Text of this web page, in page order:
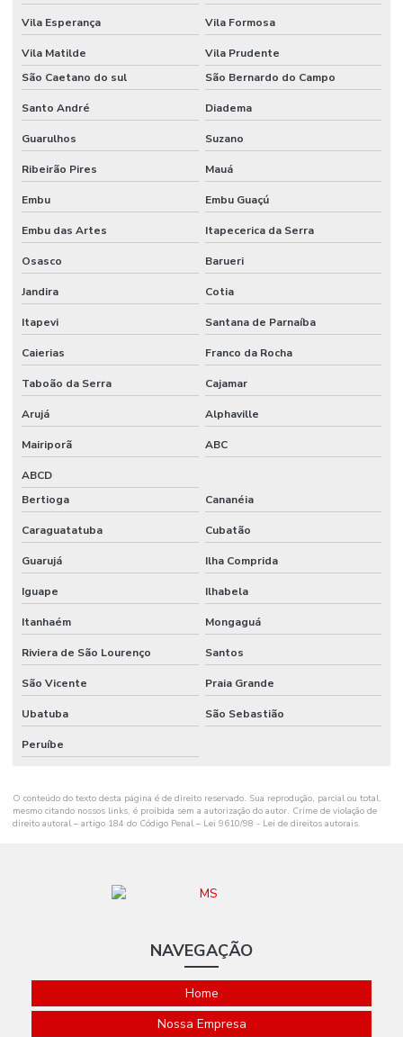
Fornecedor Ribbon Cera 110x74 Em Minas Gerais
Fornecedores De Etiquetas Bopp Adesiva No Paraná
Fornecedores De Etiquetas Para Móveis Rs
Fornecedores De Etiquetas Removíveis
Fornecedores De Etiquetas Tag Para Roupas
Fornecedores De Etiquetas Térmicas Adesivas No Paraná
Fornecedores De Ribbon Cera Sul
Onde Comprar Etiquetas Couche Paraná
Onde Comprar Etiquetas Para Roupas Em Paraná
Onde Comprar Etiquetas Térmicas Adesivas No Sul
Onde Comprar Ribbon Cera 1 Polegada
Onde Comprar Ribbon Cera 110x74 No Paraná
Onde Comprar Ribbon Cera No Sul
Onde Comprar Ribbon Misto Paraná
Preço De Etiqueta De Gondola Branca Ou Amarela
Ribbon Cera 110mm
Ribbon Cera 110mm Distribuidor Em Mg
Ribbon Cera 110mm Para Impressão
Ribbon Cera 110mm X 74m Tubete 1 2 Polegada
Ribbon Cera 110x450 Metros
Vila Esperança Vila Formosa
Vila Matilde
Vila Prudente
São Caetano do sul
São Bernardo do Campo
Santo André Diadema
Guarulhos Suzano
Ribeirão Pires Mauá
Embu Embu Guaçú
Embu das Artes Itapecerica da Serra
Osasco Barueri
Jandira Cotia
Itapevi Santana de Parnaíba
Caierias Franco da Rocha
Taboão da Serra Cajamar
Arujá Alphaville
Mairiporã ABC
ABCD
Bertioga
Cananéia
Caraguatatuba Cubatão
Guarujá Ilha Comprida
Iguape Ilhabela
Itanhaém Mongaguá
Riviera de São Lourenço Santos
São Vicente Praia Grande
Ubatuba São Sebastião
Peruíbe
O conteúdo do texto desta página é de direito reservado. Sua reprodução, parcial ou total,
mesmo citando nossos links, é proibida sem a autorização do autor. Crime de violação de
direito autoral – artigo 184 do Código Penal – Lei 9610/98 - Lei de direitos autorais.
NAVEGAÇÃO
Home
Nossa Empresa